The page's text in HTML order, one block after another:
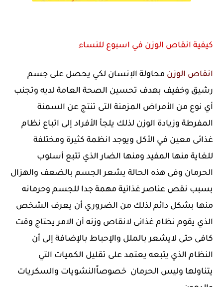
كيفية انقاص الوزن في اسبوع للنساء
انقاص الوزن محاولة الإنسان لكي يحصل على جسم
رشيق وخفيف بهدف تحسين الصحة العامة لديه وتجنب
أي نوع من الأمراض المزمنة التى تنتج عن السمنة
المفرطة وزيادة الوزن لذلك يلجأ الأفراد إلى اتباع نظام
غذائى معين في الأكل ويوجد انظمة كثيرة ومختلفة
للغاية منها المفيد ومنها الضار الذي تتبع أسلوب
الحرمان وفى هذه الحالة يشعر الجسم بالضعف والهزال
بسبب نقص عناصر غذائية مهمة جدا للجسم وحرمانه
منها بشكل دائم لذلك من الضروري أن يعرف الشخص
الذي يقوم نظام غذائى لانقاص وزنه أن الامر يحتاج وقت
كافى حتى لايشعر بالملل والإحباط بالإضافة إلى أن
النظام الذي يتبعه يعتمد على تقليل الكميات التي
يتناولها وليس الحرمان خصوصاًالنشويات والسكريات